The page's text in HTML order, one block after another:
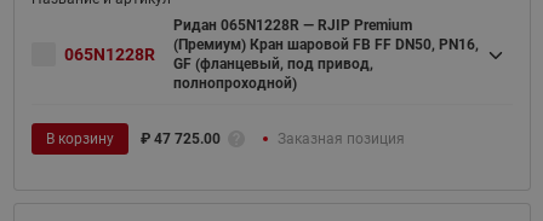
065N1228R
Ридан 065N1228R — RJIP Premium
(Премиум) Кран шаровой FB FF DN50, PN16,
GF (фланцевый, под привод,
полнопроходной)
В корзину ₽ 47 725.00 Заказная позиция